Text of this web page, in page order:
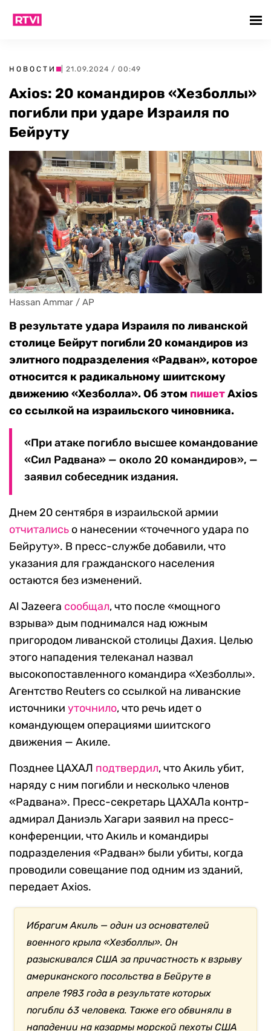
НОВОСТИ | 21.09.2024 / 00:49
Axios: 20 командиров «Хезболлы»
погибли при ударе Израиля по
Бейруту
Hassan Ammar / AP
В результате удара Израиля по ливанской
столице Бейрут погибли 20 командиров из
элитного подразделения «Радван», которое
относится к радикальному шиитскому
движению «Хезболла». Об этом пишетAxios
со ссылкой на израильского чиновника.
«При атаке погибло высшее командование
«Сил Радвана» — около 20 командиров», —
заявил собеседник издания.
Днем 20 сентября в израильской армии
отчитались о нанесении «точечного удара по
Бейруту». В пресс-службе добавили, что
указания для гражданского населения
остаются без изменений.
Al Jazeera сообщал, что после «мощного
взрыва» дым поднимался над южным
пригородом ливанской столицы Дахия. Целью
этого нападения телеканал назвал
высокопоставленного командира «Хезболлы».
Агентство Reuters со ссылкой на ливанские
источники уточнило, что речь идет о
командующем операциями шиитского
движения — Акиле.
Позднее ЦАХАЛ подтвердил, что Акиль убит,
наряду с ним погибли и несколько членов
«Радвана». Пресс-секретарь ЦАХАЛа контр-
адмирал Даниэль Хагари заявил на пресс-
конференции, что Акиль и командиры
подразделения «Радван» были убиты, когда
проводили совещание под одним из зданий,
передает Axios.
Ибрагим Акиль — один из основателей
военного крыла «Хезболлы». Он
разыскивался США за причастность к взрыву
американского посольства в Бейруте в
апреле 1983 года в результате которых
погибли 63 человека. Также его обвиняли в
нападении на казармы морской пехоты США